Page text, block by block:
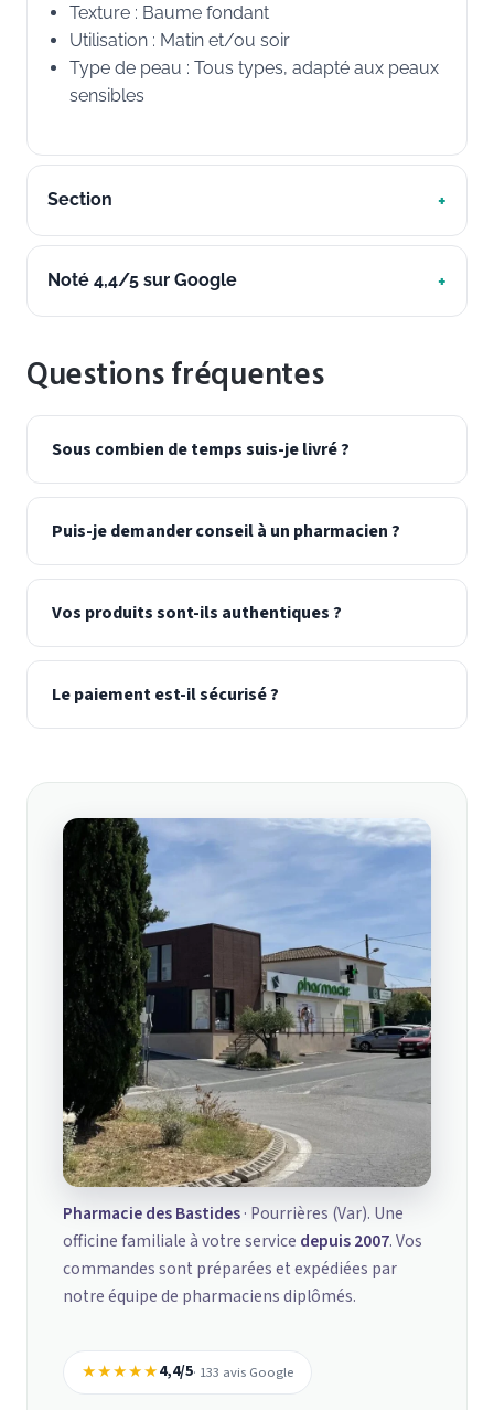
Texture : Baume fondant
Utilisation : Matin et/ou soir
Type de peau : Tous types, adapté aux peaux
sensibles
Section
Noté 4,4/5 sur Google
Questions fréquentes
Sous combien de temps suis-je livré ?
Puis-je demander conseil à un pharmacien ?
Vos produits sont-ils authentiques ?
Le paiement est-il sécurisé ?
Pharmacie des Bastides· Pourrières (Var). Une
officine familiale à votre service depuis 2007. Vos
commandes sont préparées et expédiées par
notre équipe de pharmaciens diplômés.
★★★★★4,4/5· 133 avis Google